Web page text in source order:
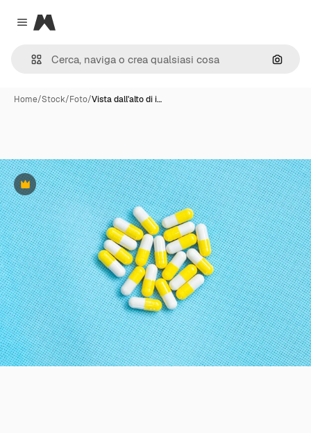
Close menu
Magnific
Cerca
Home/Stock/Foto/Vista dall'alto di i…
Premium